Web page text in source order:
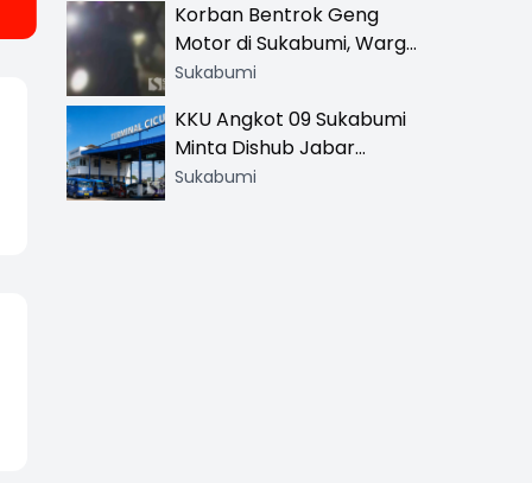
Korban Bentrok Geng
Motor di Sukabumi, Warga
dan Sopir Tangki
Sukabumi
KKU Angkot 09 Sukabumi
Minta Dishub Jabar
Tertibkan Trayek Ciawi-
Sukabumi